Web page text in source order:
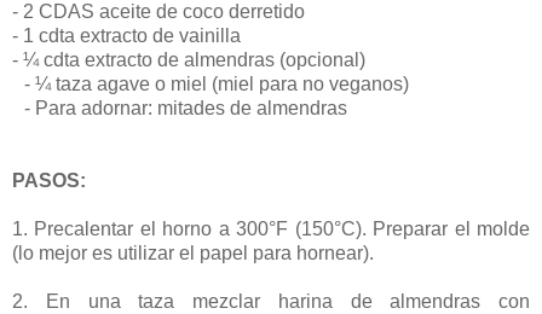
- 2 CDAS aceite de coco derretido
- 1 cdta extracto de vainilla
- ¼ cdta extracto de almendras (opcional)
- ¼ taza agave o miel (miel para no veganos)
- Para adornar: mitades de almendras
PASOS:
1. Precalentar el horno a 300°F (150°C). Preparar el molde
(lo mejor es utilizar el papel para hornear).
2. En una taza mezclar harina de almendras con